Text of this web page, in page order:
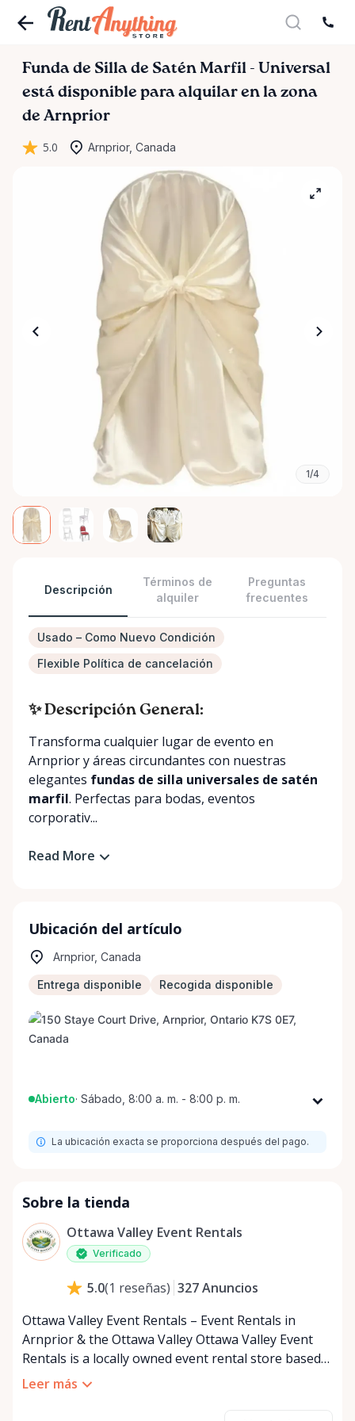
Funda de Silla de Satén Marfil - Universal
está disponible para alquilar en la zona
de Arnprior
5.0 Arnprior, Canada
1/4
Descripción
Términos de
alquiler
Preguntas
frecuentes
Usado – Como Nuevo Condición
Flexible Política de cancelación
✨ Descripción General:
Transforma cualquier lugar de evento en
Arnprior y áreas circundantes con nuestras
elegantes fundas de silla universales de satén
marfil. Perfectas para bodas, eventos
corporativ...
Read More
Ubicación del artículo
Arnprior, Canada
Entrega disponible Recogida disponible
Abierto· Sábado, 8:00 a. m. - 8:00 p. m.
Martes
8:00 a. m. - 8:00 p. m.
Jueves
Sábado
8:00 a. m. - 8:00 p. m.
Domingo
La ubicación exacta se proporciona después del pago.
Sobre la tienda
Ottawa Valley Event Rentals
Verificado
5.0(1 reseñas) 327Anuncios
Ottawa Valley Event Rentals – Event Rentals in
Arnprior & the Ottawa Valley Ottawa Valley Event
Rentals is a locally owned event rental store based
in Arnprior, Ontario, proudly serving the Ottawa
Leer más